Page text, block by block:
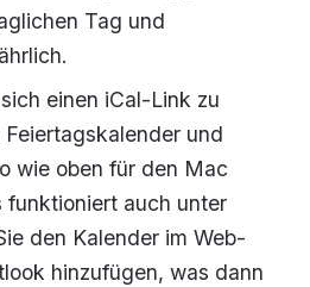
Tag und
einen iCal-Link zu
und
wie oben für den Mac
funktioniert auch unter
den Kalender im Web-
hinzufügen, was dann